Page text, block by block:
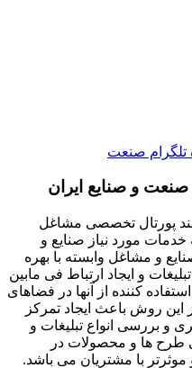
و صنایع ایران
پورتال تخصصی مشاغل
مورد نیاز صنایع و
و مشاغل وابسته با بهره
و ایجاد ارتباط فی مابین
کننده از آنها در فضاهای
این روش باعث ایجاد تمرکز
و بررسی انواع تبلیغات و
طرح ها و محصولات در
با مشتریان می باشد.